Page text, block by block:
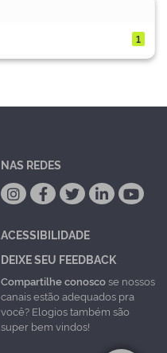
1
NAS REDES
ACESSIBILIDADE
DEIXE SEU FEEDBACK
Compartilhe conoscose nossos
canais estão adequados pra
você? Elogios também são
super bem vindos!